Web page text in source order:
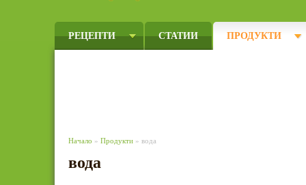
РЕЦЕПТИ СТАТИИ ПРОДУКТИ
Начало » Продукти » вода
вода